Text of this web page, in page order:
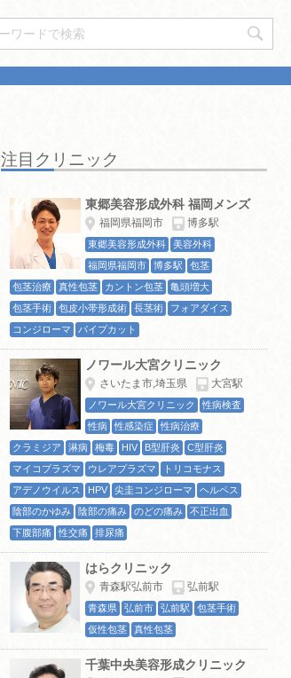
注目クリニック
東郷美容形成外科 福岡メンズ
福岡県福岡市 博多駅
東郷美容形成外科
美容外科
福岡県福岡市
博多駅
包茎
包茎治療
真性包茎 カントン包茎
亀頭増大
包茎手術
包皮小帯形成術 長茎術
フォアダイス
コンジローマ
パイプカット
ノワール大宮クリニック
さいたま市,埼玉県 大宮駅
ノワール大宮クリニック
性病検査
性病
性感染症
性病治療
クラミジア
淋病 梅毒 HIV B型肝炎
C型肝炎
マイコプラズマ
ウレアプラズマ
トリコモナス
アデノウイルス
HPV 尖圭コンジローマ
ヘルペス
陰部のかゆみ
陰部の痛み のどの痛み
不正出血
下腹部痛
性交痛 排尿痛
はらクリニック
青森駅弘前市 弘前駅
青森県 弘前市 弘前駅
包茎手術
仮性包茎
真性包茎
千葉中央美容形成クリニック